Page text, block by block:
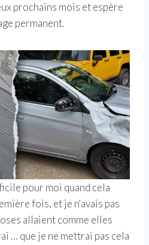
prochains mois et espère
permanent.
pour moi quand cela
fois, et je n'avais pas
allaient comme elles
… que je ne mettrai pas cela